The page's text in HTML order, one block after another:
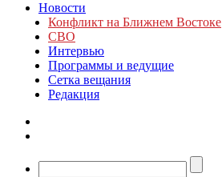
Новости
Конфликт на Ближнем Востоке
СВО
Интервью
Программы и ведущие
Сетка вещания
Редакция